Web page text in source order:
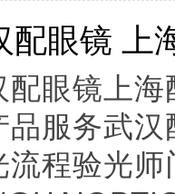
配眼镜 上
配眼镜上
品服务武
流程验光